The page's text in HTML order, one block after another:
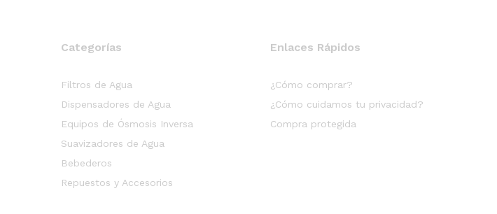
Categorías
Filtros de Agua
Dispensadores de Agua
Equipos de Ósmosis Inversa
Suavizadores de Agua
Bebederos
Repuestos y Accesorios
Enlaces Rápidos
¿Cómo comprar?
¿Cómo cuidamos tu privacidad?
Compra protegida